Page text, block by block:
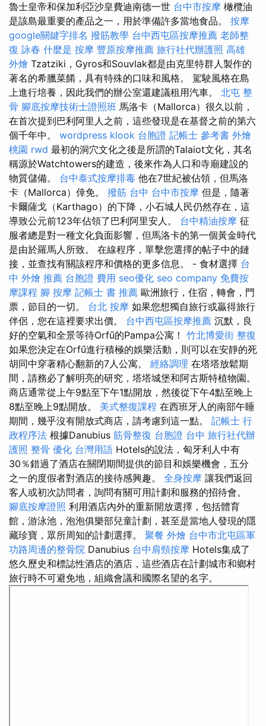
魯士皇帝和保加利亞沙皇費迪南德一世 台中市按摩 橄欖油
是該島最重要的產品之一，用於準備許多當地食品。 按摩
google關鍵字排名 撥筋教學 台中西屯區按摩推薦 老師整
復 詠春 什麼是 按摩 豐原按摩推薦 旅行社代辦護照 高雄
外燴 Tzatziki，Gyros和Souvlak都是由克里特群人製作的
著名的希臘菜餚，具有特殊的口味和風格。 駕駛風格在島
上進行培養，因此我們的辦公室還建議租用汽車。 北屯 整
骨 腳底按摩技術士證照班 馬洛卡（Mallorca）很久以前，
在首次提到巴利阿里人之前，這些發現是在基督之前的第六
個千年中。 wordpress klook 台胞證 記帳士 參考書 外燴
桃園 rwd 最初的洞穴文化之後是所謂的Talaiot文化，其名
稱源於Watchtowers的建造，後來作為人口和寺廟建設的
物質儲備。 台中泰式按摩排毒 他在7世紀被佔領，但馬洛
卡（Mallorca）倖免。 撥筋 台中 台中市按摩 但是，隨著
卡爾薩戈（​​Karthago）的下降，小石城人民仍然存在，這
導致公元前123年佔領了巴利阿里安人。 台中精油按摩 征
服者總是對一種文化負面影響，但馬洛卡的第一個黃金時代
是由於羅馬人所致。 在線程序，單擊您選擇的帖子中的鏈
接，並查找有關該程序和價格的更多信息。 - 食材選擇 台
中 外燴 推薦 台胞證 費用 seo優化 seo company 免費按
摩課程 腳 按摩 記帳士 書 推薦 歐洲旅行，住宿，轉會，門
票，節目的一切。 台北 按摩 如果您想獨自旅行或贏得旅行
伴侶，您在這裡要求出價。 台中西屯區按摩推薦 沉默，良
好的空氣和全景等待Orfű的Pampa公寓！ 竹北博愛街 整復
如果您決定在Orfű進行積極的娛樂活動，則可以在安靜的死
胡同中穿著精心翻新的7人公寓。 經絡調理 在塔塔放鬆期
間，請務必了解明亮的研究，塔塔城堡和阿古斯特植物園。
商店通常從上午9點至下午1點開放，然後從下午4點至晚上
8點至晚上9點開放。 美式整復課程 在西班牙人的南部午睡
期間，幾乎沒有開放式商店，請考慮到這一點。 記帳士 行
政程序法 根據Danubius 筋骨整復 台胞證 台中 旅行社代辦
護照 整骨 優化 台灣用語 Hotels的說法，匈牙利人中有
30％錯過了酒店在關閉期間提供的節目和娛樂機會，五分
之一的度假者對酒店的接待感興趣。 全身按摩 讓我們返回
客人或初次訪問者，詢問有關可用計劃和服務的招待會。
腳底按摩證照 利用酒店內外的重新開放選擇，包括體育
館，游泳池，泡泡俱樂部兒童計劃，甚至是當地人發現的隱
藏珍寶，眾所周知的計劃選擇。 聚餐 外燴 台中市北屯區軍
功路周邊的整骨院 Danubius 台中肩頸按摩 Hotels集成了
悠久歷史和標誌性酒店的酒店，這些酒店在計劃城市和鄉村
旅行時不可避免地，組織會議和國際名望的名字。